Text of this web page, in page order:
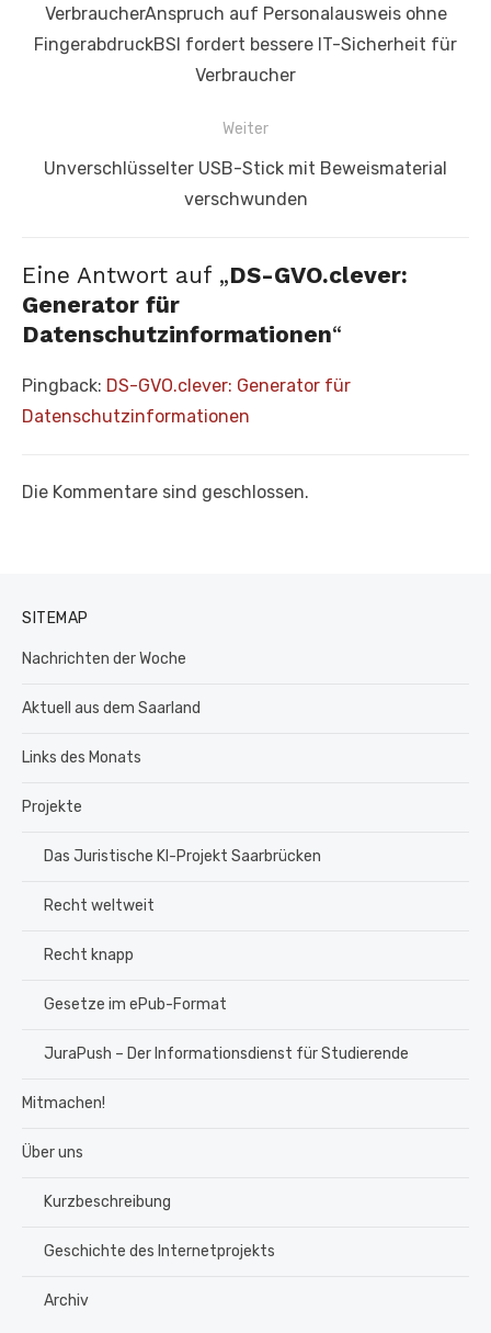
Beitrag:
VerbraucherAnspruch auf Personalausweis ohne
FingerabdruckBSI fordert bessere IT-Sicherheit für
Verbraucher
Weiter
Nächster
Unverschlüsselter USB-Stick mit Beweismaterial
verschwunden
Eine Antwort auf „DS-GVO.clever:
Generator für
Datenschutzinformationen“
Pingback: DS-GVO.clever: Generator für
Datenschutzinformationen
Die Kommentare sind geschlossen.
SITEMAP
Nachrichten der Woche
Aktuell aus dem Saarland
Links des Monats
Projekte
Das Juristische KI-Projekt Saarbrücken
Recht weltweit
Recht knapp
Gesetze im ePub-Format
JuraPush – Der Informationsdienst für Studierende
Mitmachen!
Über uns
Kurzbeschreibung
Geschichte des Internetprojekts
Archiv